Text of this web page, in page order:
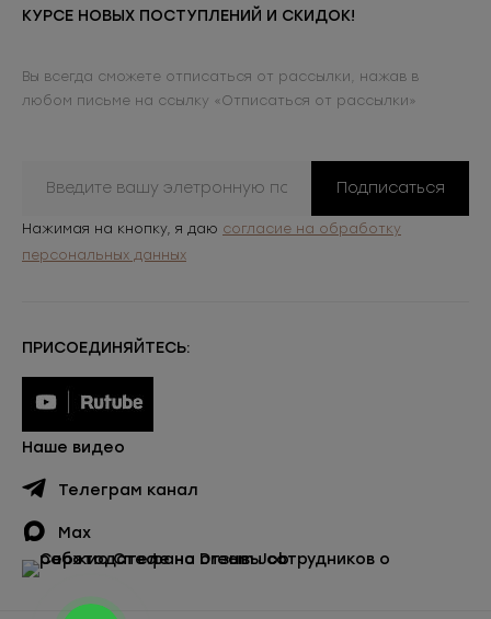
КУРСЕ НОВЫХ ПОСТУПЛЕНИЙ И СКИДОК!
Вы всегда сможете отписаться от рассылки, нажав в
любом письме на ссылку «Отписаться от рассылки»
Подписаться
Нажимая на кнопку, я даю согласие на обработку
персональных данных
ПРИСОЕДИНЯЙТЕСЬ:
Наше видео
Телеграм канал
Max